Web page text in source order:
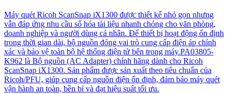
Máy quét Ricoh ScanSnap iX1300 được thiết kế nhỏ gọn nhưng
vẫn đáp ứng nhu cầu số hóa tài liệu nhanh chóng cho văn phòng,
doanh nghiệp và người dùng cá nhân. Để thiết bị hoạt động ổn định
trong thời gian dài, bộ nguồn đóng vai trò cung cấp điện áp chính
xác và bảo vệ toàn bộ hệ thống điện tử bên trong máy.PA03805-
K962 là Bộ nguồn (AC Adapter) chính hãng dành cho Ricoh
ScanSnap iX1300. Sản phẩm được sản xuất theo tiêu chuẩn của
Ricoh/PFU, giúp cung cấp nguồn điện ổn định, đảm bảo máy quét
vận hành an toàn, bền bỉ và đạt hiệu suất tối ưu.